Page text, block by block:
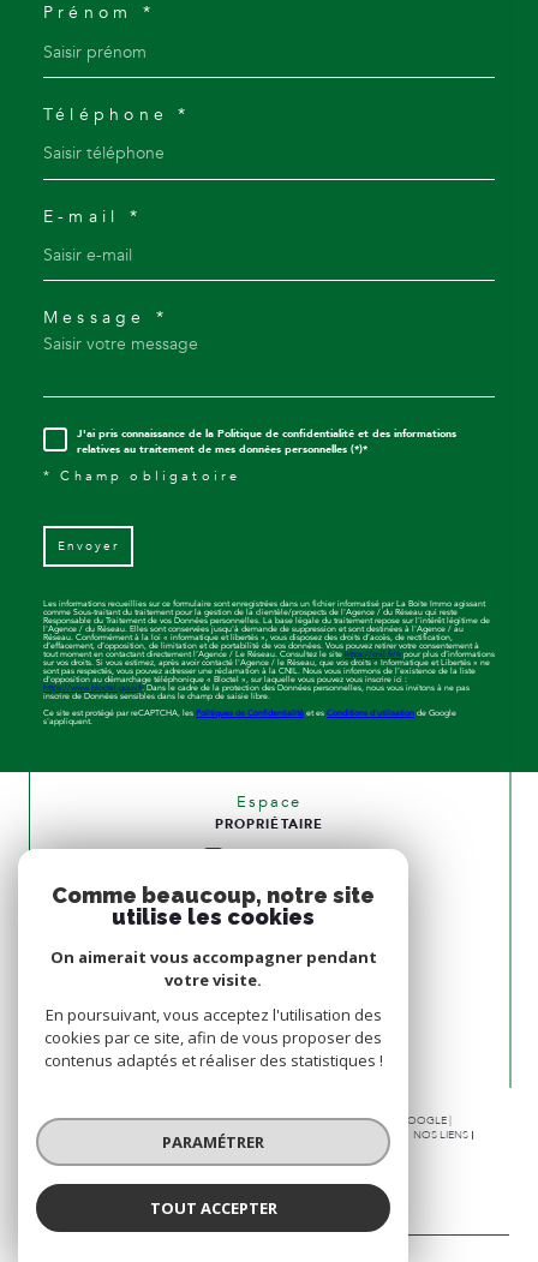
Prénom *
Téléphone *
E-mail *
Message *
J'ai pris connaissance de la Politique de confidentialité et des informations
relatives au traitement de mes données personnelles (*)*
* Champ obligatoire
Envoyer
Les informations recueillies sur ce formulaire sont enregistrées dans un fichier informatisé par La Boite Immo agissant
comme Sous-traitant du traitement pour la gestion de la clientèle/prospects de l'Agence / du Réseau qui reste
Responsable du Traitement de vos Données personnelles. La base légale du traitement repose sur l'intérêt légitime de
l'Agence / du Réseau. Elles sont conservées jusqu'à demande de suppression et sont destinées à l'Agence / au
Réseau. Conformément à la loi « informatique et libertés », vous disposez des droits d’accès, de rectification,
d’effacement, d’opposition, de limitation et de portabilité de vos données. Vous pouvez retirer votre consentement à
tout moment en contactant directement l’Agence / Le Réseau. Consultez le site https://cnil.fr/fr pour plus d’informations
sur vos droits. Si vous estimez, après avoir contacté l'Agence / le Réseau, que vos droits « Informatique et Libertés » ne
sont pas respectés, vous pouvez adresser une réclamation à la CNIL. Nous vous informons de l’existence de la liste
d'opposition au démarchage téléphonique « Bloctel », sur laquelle vous pouvez vous inscrire ici :
https://www.bloctel.gouv.fr. Dans le cadre de la protection des Données personnelles, nous vous invitons à ne pas
inscrire de Données sensibles dans le champ de saisie libre.
Ce site est protégé par reCAPTCHA, les Politiques de Confidentialité et es Conditions d'utilisation de Google
s'appliquent.
Espace
PROPRIÉTAIRE
Nous
© 2026 | TOUS DROITS RÉSERVÉS | TRADUCTION POWERED BY GOOGLE |
NOS HONORAIRES
PLAN DU SITE MENTIONS LÉGALES ADMIN
NOS LIENS
POLITIQUE RGPD
Comme beaucoup, notre site
utilise les cookies
On aimerait vous accompagner pendant
votre visite.
En poursuivant, vous acceptez l'utilisation des
cookies par ce site, afin de vous proposer des
contenus adaptés et réaliser des statistiques !
PARAMÉTRER
TOUT ACCEPTER